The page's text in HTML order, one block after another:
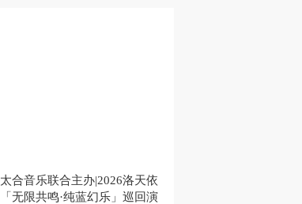
太合音乐联合主办|2026洛天依
「无限共鸣·纯蓝幻乐」巡回演